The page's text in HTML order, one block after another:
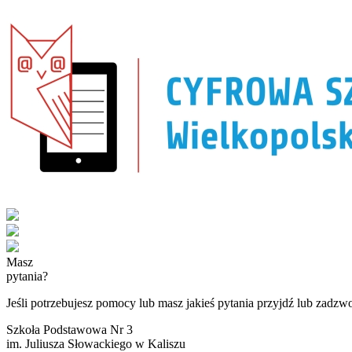
Masz
pytania?
Jeśli potrzebujesz pomocy lub masz jakieś pytania przyjdź lub
Szkoła Podstawowa Nr 3
im. Juliusza Słowackiego w Kaliszu